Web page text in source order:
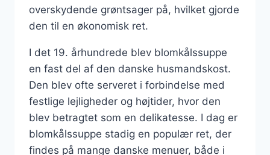
overskydende grøntsager på, hvilket gjorde
den til en økonomisk ret.
I det 19. århundrede blev blomkålssuppe
en fast del af den danske husmandskost.
Den blev ofte serveret i forbindelse med
festlige lejligheder og højtider, hvor den
blev betragtet som en delikatesse. I dag er
blomkålssuppe stadig en populær ret, der
findes på mange danske menuer, både i